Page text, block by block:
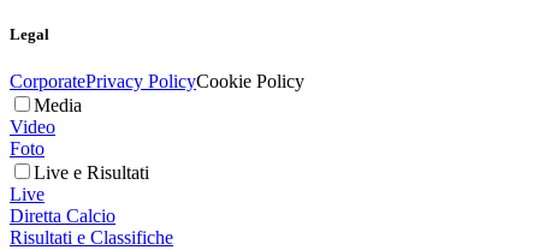
Legal
CorporatePrivacy PolicyCookie Policy
Media
Video
Foto
Live e Risultati
Live
Diretta Calcio
Risultati e Classifiche